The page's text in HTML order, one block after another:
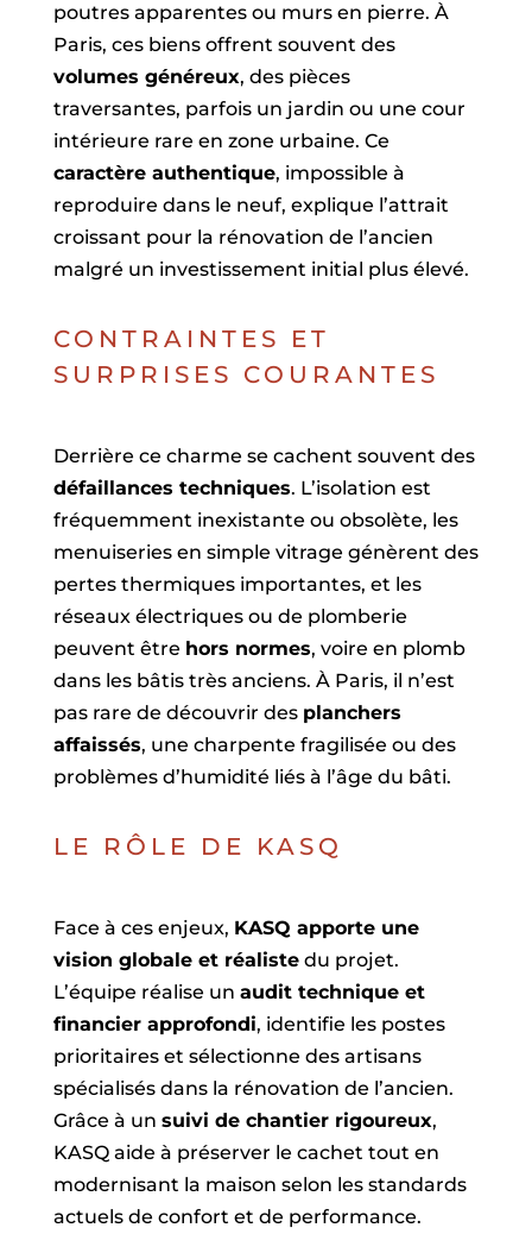
poutres apparentes ou murs en pierre. À
Paris, ces biens offrent souvent des
volumes généreux, des pièces
traversantes, parfois un jardin ou une cour
intérieure rare en zone urbaine. Ce
caractère authentique, impossible à
reproduire dans le neuf, explique l’attrait
croissant pour la rénovation de l’ancien
malgré un investissement initial plus élevé.
CONTRAINTES ET
SURPRISES COURANTES
Derrière ce charme se cachent souvent des
défaillances techniques. L’isolation est
fréquemment inexistante ou obsolète, les
menuiseries en simple vitrage génèrent des
pertes thermiques importantes, et les
réseaux électriques ou de plomberie
peuvent être hors normes, voire en plomb
dans les bâtis très anciens. À Paris, il n’est
pas rare de découvrir des planchers
affaissés, une charpente fragilisée ou des
problèmes d’humidité liés à l’âge du bâti.
LE RÔLE DE KASQ
Face à ces enjeux, KASQ apporte une
vision globale et réalistedu projet.
L’équipe réalise un audit technique et
financier approfondi, identifie les postes
prioritaires et sélectionne des artisans
spécialisés dans la rénovation de l’ancien.
Grâce à un suivi de chantier rigoureux,
KASQ aide à préserver le cachet tout en
modernisant la maison selon les standards
actuels de confort et de performance.